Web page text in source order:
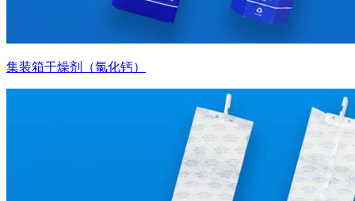
集装箱干燥剂（氯化钙）